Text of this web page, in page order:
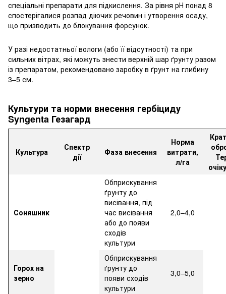
спеціальні препарати для підкислення. За рівня рН понад 8
спостерігалися розпад діючих речовин і утворення осаду,
що призводить до блокування форсунок.
У разі недостатньої вологи (або її відсутності) та при
сильних вітрах, які можуть знести верхній шар ґрунту разом
із препаратом, рекомендовано заробку в ґрунт на глибину
3–5 см.
Культури та норми внесення гербіциду
Syngenta Гезагард
Культура
Спектр
дії
Фаза внесення
Норма
витрати,
л/га
Соняшник
Обприскування
ґрунту до
висівання, під
час висівання
або до появи
сходів
культури
2,0–4,0
Горох на
зерно
Обприскування
ґрунту до
появи сходів
культури
3,0–5,0